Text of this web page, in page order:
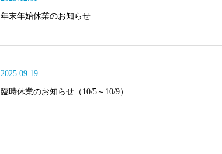
年末年始休業のお知らせ
2025.09.19
臨時休業のお知らせ（10/5～10/9）